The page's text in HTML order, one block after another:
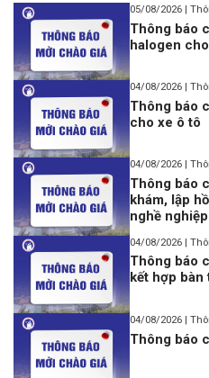
05/08/2026 |
Thông báo
halogen
04/08/2026 |
Thông báo
cho xe ô tô
04/08/2026 |
Thông báo
khám, lập
nghề nghiệp
04/08/2026 |
Thông báo
kết hợp bàn
04/08/2026 |
Thông báo